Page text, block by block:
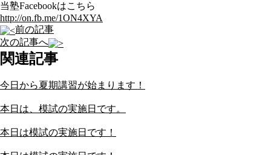
当塾Facebookはこちら
http://on.fb.me/1ON4XYA
前の記事
次の記事へ
関連記事
今日から夏期講習が始まります！
本日は、模試の実施日です。
本日は模試の実施日です！